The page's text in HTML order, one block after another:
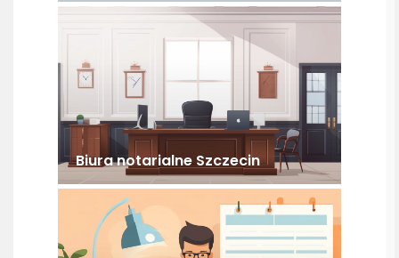
Biura notarialne Szczecin